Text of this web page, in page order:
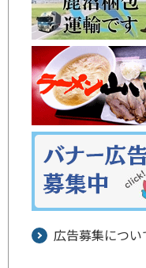
広告募集につい